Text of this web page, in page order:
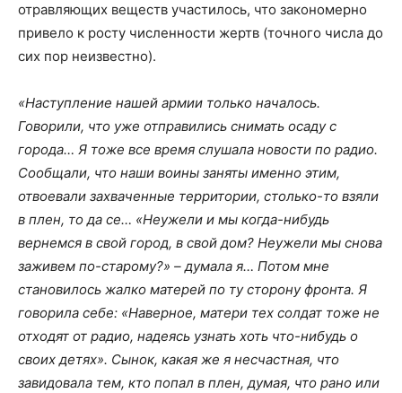
отравляющих веществ участилось, что закономерно
привело к росту численности жертв (точного числа до
сих пор неизвестно).
«Наступление нашей армии только началось.
Говорили, что уже отправились снимать осаду с
города… Я тоже все время слушала новости по радио.
Сообщали, что наши воины заняты именно этим,
отвоевали захваченные территории, столько-то взяли
в плен, то да се… «Неужели и мы когда-нибудь
вернемся в свой город, в свой дом? Неужели мы снова
заживем по-старому?» – думала я… Потом мне
становилось жалко матерей по ту сторону фронта. Я
говорила себе: «Наверное, матери тех солдат тоже не
отходят от радио, надеясь узнать хоть что-нибудь о
своих детях». Сынок, какая же я несчастная, что
завидовала тем, кто попал в плен, думая, что рано или